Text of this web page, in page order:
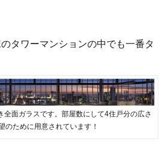
タワーマンションの中でも一番タ
全面ガラスです。部屋数にして4住戸分の広さ
のために用意されています！